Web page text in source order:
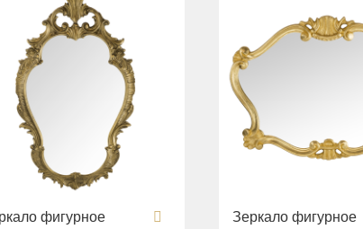
фигурное Зеркало фигурное